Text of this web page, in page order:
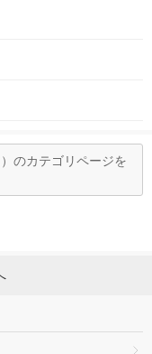
のカテゴリページを